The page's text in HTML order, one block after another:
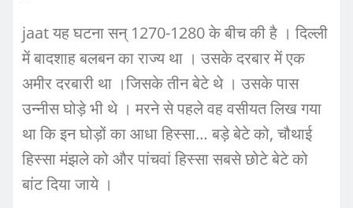
jaat यह घटना सन् 1270-1280 के बीच की है । दिल्ली
में बादशाह बलबन का राज्य था । उसके दरबार में एक
अमीर दरबारी था ।जिसके तीन बेटे थे । उसके पास
उन्नीस घोड़े भी थे । मरने से पहले वह वसीयत लिख गया
था कि इन घोड़ों का आधा हिस्सा… बड़े बेटे को, चौथाई
हिस्सा मंझले को और पांचवां हिस्सा सबसे छोटे बेटे को
बांट दिया जाये ।